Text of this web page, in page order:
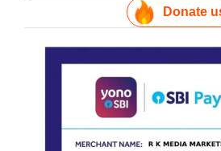
Donate